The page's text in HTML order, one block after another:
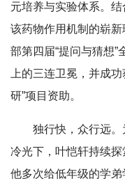
元培养与实验体系。
该药物作用机制的崭
部第四届“提问与猜想
上的三连卫冕，并成
研”项目资助。
独行快，众行远
冷光下，叶恺轩持续探
他多次给低年级的学